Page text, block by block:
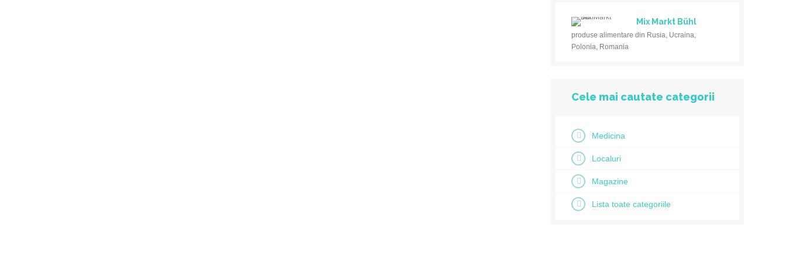
Mix Markt Bühl
produse alimentare din Rusia, Ucraina,
Polonia, Romania
Cele mai cautate categorii
Medicina
Localuri
Magazine
Lista toate categoriile